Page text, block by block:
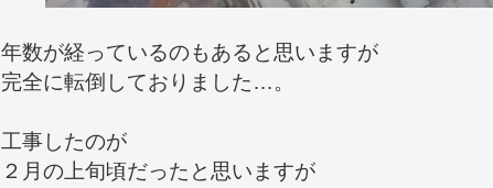
年数が経っているのもあると思いますが
完全に転倒しておりました…。
工事したのが
２月の上旬頃だったと思いますが